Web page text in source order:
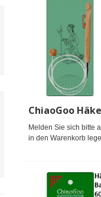
Melden Sie sich bitte
in den Warenkorb